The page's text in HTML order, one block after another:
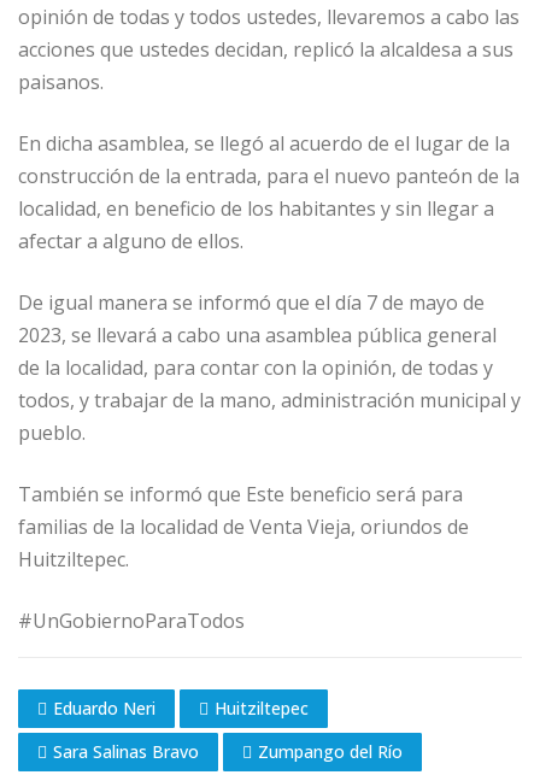
opinión de todas y todos ustedes, llevaremos a cabo las
acciones que ustedes decidan, replicó la alcaldesa a sus
paisanos.
En dicha asamblea, se llegó al acuerdo de el lugar de la
construcción de la entrada, para el nuevo panteón de la
localidad, en beneficio de los habitantes y sin llegar a
afectar a alguno de ellos.
De igual manera se informó que el día 7 de mayo de
2023, se llevará a cabo una asamblea pública general
de la localidad, para contar con la opinión, de todas y
todos, y trabajar de la mano, administración municipal y
pueblo.
También se informó que Este beneficio será para
familias de la localidad de Venta Vieja, oriundos de
Huitziltepec.
#UnGobiernoParaTodos
Eduardo Neri
Huitziltepec
Sara Salinas Bravo
Zumpango del Río